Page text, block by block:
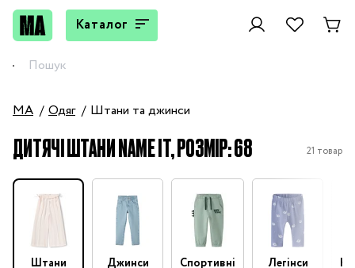
Каталог
MA Одяг Штани та джинси
ДИТЯЧІ ШТАНИ NAME IT, РОЗМІР: 68 21 товар
Штани Джинси Спортивні Легінси